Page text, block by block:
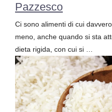
Pazzesco
Ci sono alimenti di cui
meno, anche quando si sta
dieta rigida, con cui si …